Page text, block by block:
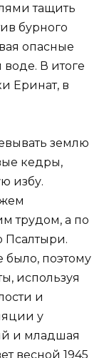
тащить
бурного
опасные
В итоге
Еринат, в
землю
кедры,
избу.
трудом, а по
Псалтыри.
было, поэтому
используя
и
у
и младшая
весной 1945